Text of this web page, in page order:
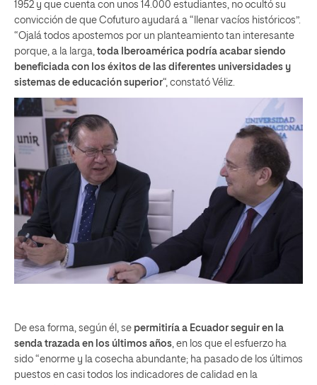
1952 y que cuenta con unos 14.000 estudiantes, no ocultó su
convicción de que Cofuturo ayudará a “llenar vacíos históricos”.
“Ojalá todos apostemos por un planteamiento tan interesante
porque, a la larga, toda Iberoamérica podría acabar siendo
beneficiada con los éxitos de las diferentes universidades y
sistemas de educación superior“, constató Véliz.
De esa forma, según él, se permitiría a Ecuador seguir en la
senda trazada en los últimos años, en los que el esfuerzo ha
sido “enorme y la cosecha abundante; ha pasado de los últimos
puestos en casi todos los indicadores de calidad en la